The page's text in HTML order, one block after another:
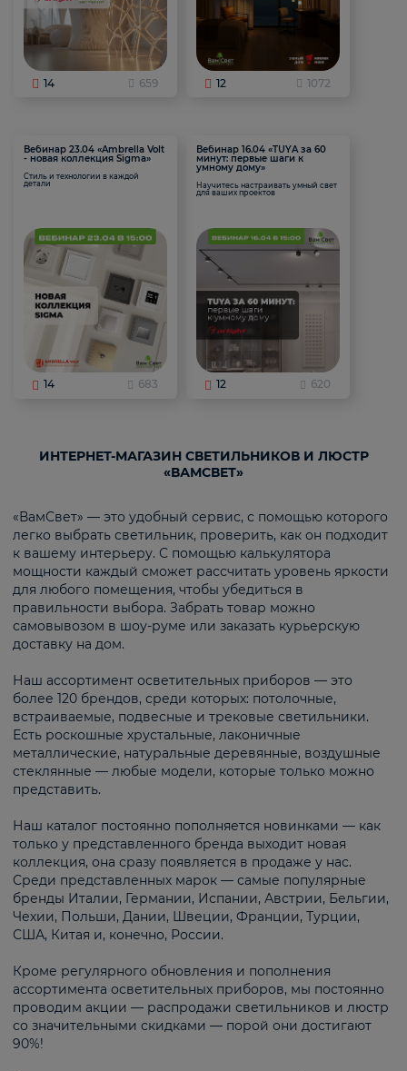
14 659 12 1072
Вебинар 23.04 «Ambrella Volt
- новая коллекция Sigma»
Стиль и технологии в каждой
детали
14 683
Вебинар 16.04 «TUYA за 60
минут: первые шаги к
умному дому»
Научитесь настраивать умный свет
для ваших проектов
12 620
ИНТЕРНЕТ-МАГАЗИН СВЕТИЛЬНИКОВ И ЛЮСТР
«ВАМСВЕТ»
«ВамСвет» — это удобный сервис, с помощью которого
легко выбрать светильник, проверить, как он подходит
к вашему интерьеру. С помощью калькулятора
мощности каждый сможет рассчитать уровень яркости
для любого помещения, чтобы убедиться в
правильности выбора. Забрать товар можно
самовывозом в шоу-руме или заказать курьерскую
доставку на дом.
Наш ассортимент осветительных приборов — это
более 120 брендов, среди которых: потолочные,
встраиваемые, подвесные и трековые светильники.
Есть роскошные хрустальные, лаконичные
металлические, натуральные деревянные, воздушные
стеклянные — любые модели, которые только можно
представить.
Наш каталог постоянно пополняется новинками — как
только у представленного бренда выходит новая
коллекция, она сразу появляется в продаже у нас.
Среди представленных марок — самые популярные
бренды Италии, Германии, Испании, Австрии, Бельгии,
Чехии, Польши, Дании, Швеции, Франции, Турции,
США, Китая и, конечно, России.
Кроме регулярного обновления и пополнения
ассортимента осветительных приборов, мы постоянно
проводим акции — распродажи светильников и люстр
со значительными скидками — порой они достигают
90%!